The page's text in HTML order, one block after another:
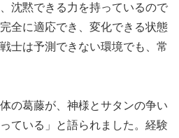
沈黙できる力を持っているので
全に適応でき、変化できる状態
士は予測できない環境でも、常
の葛藤が、神様とサタンの争い
ている」と語られました。経験